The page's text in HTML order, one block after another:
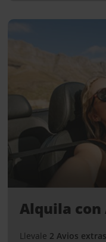
Alquila con
Llevale 2 Avios extras